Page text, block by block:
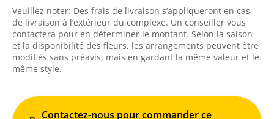
Veuillez noter: Des frais de livraison s’appliqueront en cas
de livraison à l’extérieur du complexe. Un conseiller vous
contactera pour en déterminer le montant. Selon la saison
et la disponibilité des fleurs, les arrangements peuvent être
modifiés sans préavis, mais en gardant la même valeur et le
même style.
Contactez-nous pour commander ce